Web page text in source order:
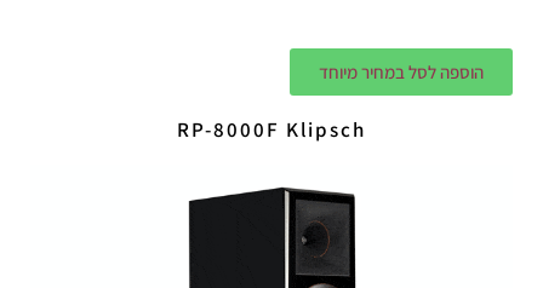
הוספה לסל במחיר מיוחד
RP-8000F Klipsch